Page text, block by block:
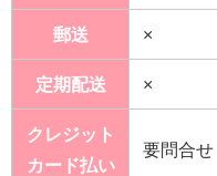
郵送 ×
定期配送 ×
クレジット
カード払い
要問合せ